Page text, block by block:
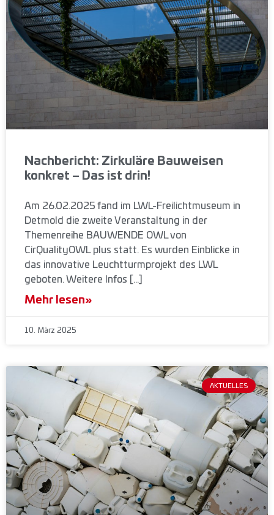
Nachbericht: Zirkuläre Bauweisen
konkret – Das ist drin!
Am 26.02.2025 fand im LWL-Freilichtmuseum in
Detmold die zweite Veranstaltung in der
Themenreihe BAUWENDE OWL von
CirQualityOWL plus statt. Es wurden Einblicke in
das innovative Leuchtturmprojekt des LWL
geboten. Weitere Infos […]
Mehr lesen»
10. März 2025
AKTUELLES